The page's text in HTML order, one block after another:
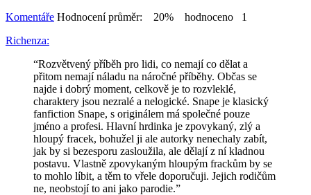
Komentáře Hodnocení průměr: 20% hodnoceno 1
Richenza:
“Rozvětvený příběh pro lidi, co nemají co dělat a
přitom nemají náladu na náročné příběhy. Občas se
najde i dobrý moment, celkově je to rozvleklé,
charaktery jsou nezralé a nelogické. Snape je klasický
fanfiction Snape, s originálem má společné pouze
jméno a profesi. Hlavní hrdinka je zpovykaný, zlý a
hloupý fracek, bohužel ji ale autorky nenechaly zabít,
jak by si bezesporu zasloužila, ale dělají z ní kladnou
postavu. Vlastně zpovykaným hloupým frackům by se
to mohlo líbit, a těm to vřele doporučuji. Jejich rodičům
ne, neobstojí to ani jako parodie.”